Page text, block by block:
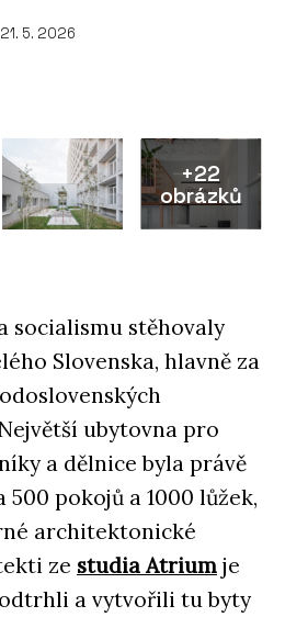
5. 2026
+22
obrázků
socialismu stěhovaly
Slovenska, hlavně za
ubytovna pro
a dělnice byla právě
500 pokojů a 1000 lůžek,
architektonické
ze studia Atrium je
a vytvořili tu byty